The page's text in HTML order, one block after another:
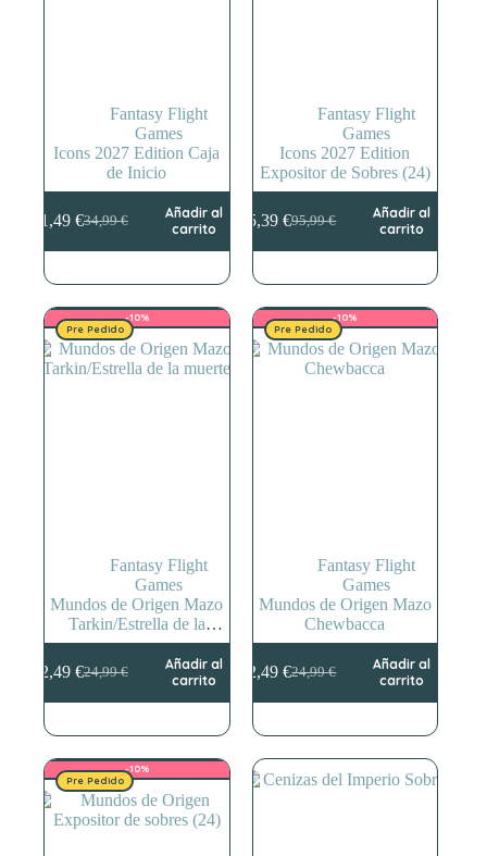
Fantasy Flight
Games
Icons 2027 Edition Caja
de Inicio
34,99€
El
precio
era:
34,99 €.
31,49 €El
precio
es:
31,49 €.
Añadir al
carrito
Fantasy Flight
Games
Icons 2027 Edition
Expositor de Sobres (24)
95,99€
El
precio
era:
95,99 €.
85,39€El
precio
es:
85,39 €.
Añadir al
carrito
Pre Pedido
-10%
Fantasy Flight
Games
Mundos de Origen Mazo
Tarkin/Estrella de la
muerte
24,99€
El
precio
era:
24,99 €.
22,49 €El
precio
es:
22,49 €.
Añadir al
carrito
Pre Pedido
-10%
Fantasy Flight
Games
Mundos de Origen Mazo
Chewbacca
24,99€
El
precio
era:
24,99 €.
22,49€El
precio
es:
22,49 €.
Añadir al
carrito
Pre Pedido
-10%